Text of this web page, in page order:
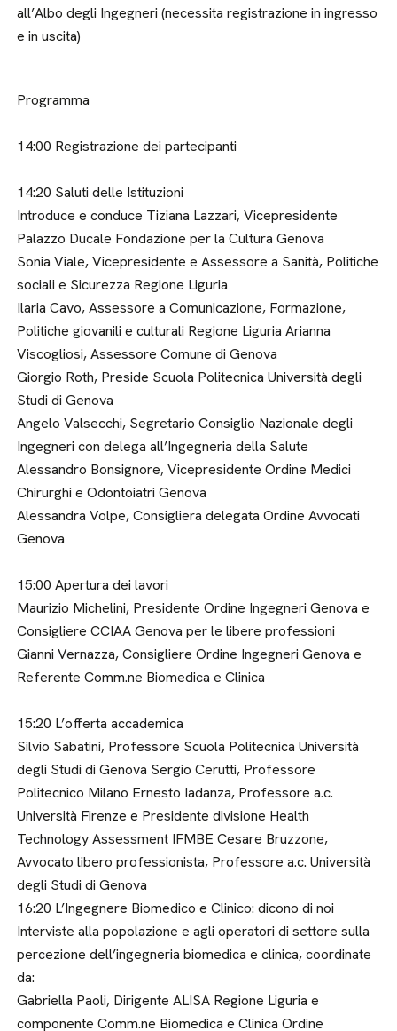
all’Albo degli Ingegneri (necessita registrazione in ingresso
e in uscita)
Programma
14:00 Registrazione dei partecipanti
14:20 Saluti delle Istituzioni
Introduce e conduce Tiziana Lazzari, Vicepresidente
Palazzo Ducale Fondazione per la Cultura Genova
Sonia Viale, Vicepresidente e Assessore a Sanità, Politiche
sociali e Sicurezza Regione Liguria
Ilaria Cavo, Assessore a Comunicazione, Formazione,
Politiche giovanili e culturali Regione Liguria Arianna
Viscogliosi, Assessore Comune di Genova
Giorgio Roth, Preside Scuola Politecnica Università degli
Studi di Genova
Angelo Valsecchi, Segretario Consiglio Nazionale degli
Ingegneri con delega all’Ingegneria della Salute
Alessandro Bonsignore, Vicepresidente Ordine Medici
Chirurghi e Odontoiatri Genova
Alessandra Volpe, Consigliera delegata Ordine Avvocati
Genova
15:00 Apertura dei lavori
Maurizio Michelini, Presidente Ordine Ingegneri Genova e
Consigliere CCIAA Genova per le libere professioni
Gianni Vernazza, Consigliere Ordine Ingegneri Genova e
Referente Comm.ne Biomedica e Clinica
15:20 L’offerta accademica
Silvio Sabatini, Professore Scuola Politecnica Università
degli Studi di Genova Sergio Cerutti, Professore
Politecnico Milano Ernesto Iadanza, Professore a.c.
Università Firenze e Presidente divisione Health
Technology Assessment IFMBE Cesare Bruzzone,
Avvocato libero professionista, Professore a.c. Università
degli Studi di Genova
16:20 L’Ingegnere Biomedico e Clinico: dicono di noi
Interviste alla popolazione e agli operatori di settore sulla
percezione dell’ingegneria biomedica e clinica, coordinate
da:
Gabriella Paoli, Dirigente ALISA Regione Liguria e
componente Comm.ne Biomedica e Clinica Ordine